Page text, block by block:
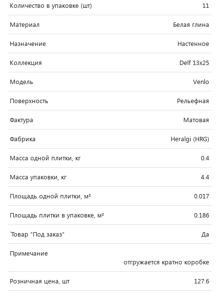
Количество в упаковке (шт) 11
Материал Белая глина
Назначение Настенное
Коллекция Delf 13x25
Модель Venlo
Поверхность Рельефная
Фактура Матовая
Фабрика Heralgi (HRG)
Масса одной плитки, кг 0.4
Масса упаковки, кг 4.4
Площадь одной плитки, м² 0.017
Площадь плитки в упаковке, м² 0.186
`Товар "Под заказ" Да
Примечание
отгружается кратно коробке
Розничная цена, шт 127.6